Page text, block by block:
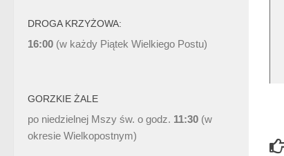
DROGA KRZYŻOWA:
16:00 (w każdy Piątek Wielkiego Postu)
GORZKIE ŻALE
po niedzielnej Mszy św. o godz. 11:30 (w
okresie Wielkopostnym)